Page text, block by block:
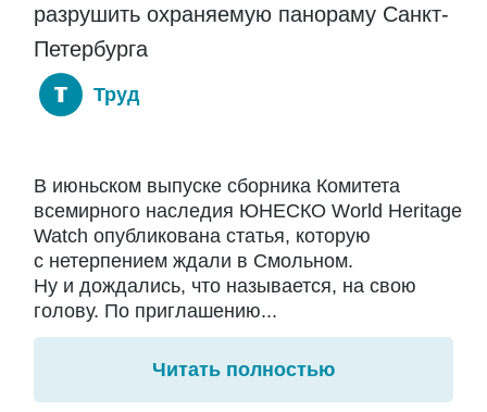
разрушить охраняемую панораму Санкт-
Петербурга
Труд
В июньском выпуске сборника Комитета
всемирного наследия ЮНЕСКО World Heritage
Watch опубликована статья, которую
с нетерпением ждали в Смольном.
Ну и дождались, что называется, на свою
голову. По приглашению...
Читать полностью